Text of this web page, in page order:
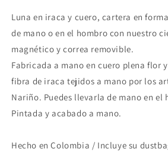
Luna en iraca y cuero, cartera en
de mano o en el hombro con nuestro
magnético y correa removible.
Fabricada a mano en cuero plena flor
fibra de iraca tejidos a mano por los
Nariño. Puedes llevarla de mano en el
Pintada y acabado a mano.
Hecho en Colombia / Incluye su